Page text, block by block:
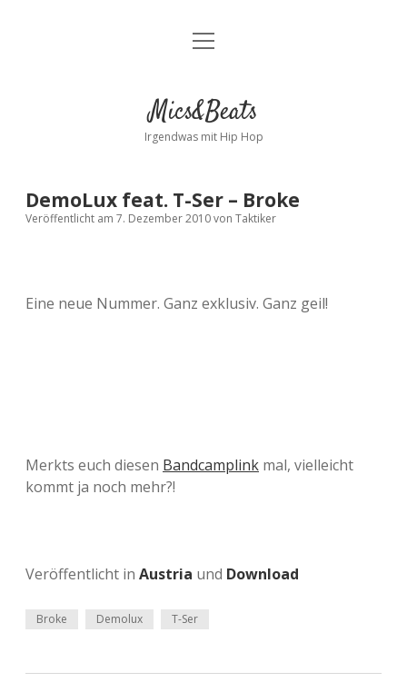
Kontakt
facebookinstagram
bandcamp
spotify
Menü
Mics&Beats
Irgendwas mit Hip Hop
DemoLux feat. T-Ser – Broke
Veröffentlicht am 7. Dezember 2010von Taktiker
Eine neue Nummer. Ganz exklusiv. Ganz geil!
Merkts euch diesen Bandcamplink mal, vielleicht
kommt ja noch mehr?!
Veröffentlicht in Austria und Download
Broke Demolux T-Ser